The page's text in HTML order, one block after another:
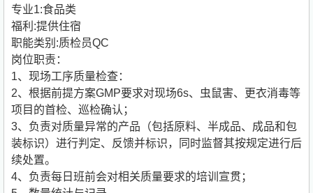
专业1:食品类
福利:提供住宿
职能类别:质检员QC
岗位职责：
1、现场工序质量检查：
2、根据前提方案GMP要求对现场6s、虫鼠害、更衣消毒等
项目的首检、巡检确认；
3、负责对质量异常的产品（包括原料、半成品、成品和包
装标识）进行判定、反馈并标识，同时监督其按规定进行后
续处置。
4、负责每日班前会对相关质量要求的培训宣贯；